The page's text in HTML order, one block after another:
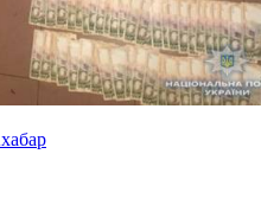
хабар